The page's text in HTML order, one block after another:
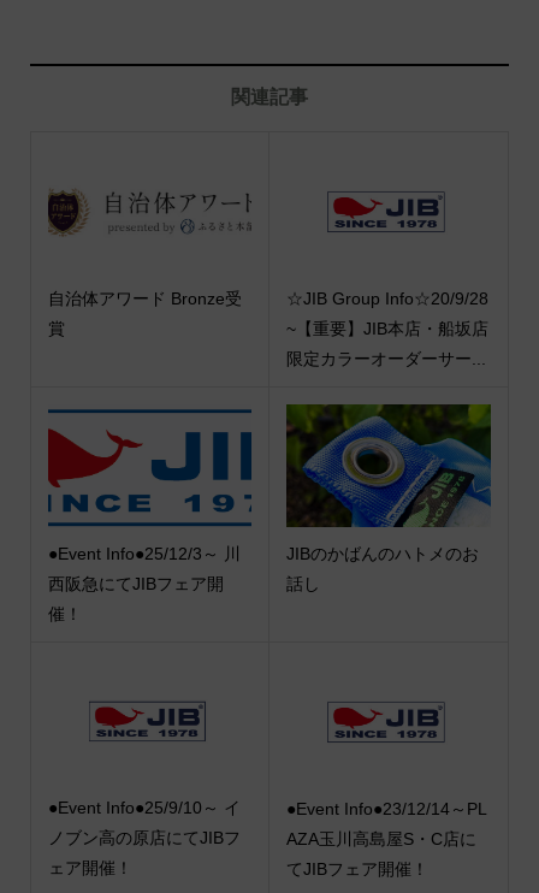
関連記事
自治体アワード Bronze受
賞
☆JIB Group Info☆20/9/28
~【重要】JIB本店・船坂店
限定カラーオーダーサー...
●Event Info●25/12/3～ 川
西阪急にてJIBフェア開
催！
JIBのかばんのハトメのお
話し
●Event Info●25/9/10～ イ
ノブン高の原店にてJIBフ
ェア開催！
●Event Info●23/12/14～PL
AZA玉川高島屋S・C店に
てJIBフェア開催！